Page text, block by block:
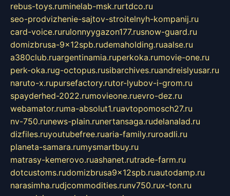
rebus-toys.ruminelab-msk.rurtdco.ru
seo-prodvizhenie-sajtov-stroitelnyh-kompanij.ru
card-voice.rurulonnyygazon177.rusnow-guard.ru
domizbrusa-9x12spb.rudemaholding.ruaalse.ru
a380club.ruargentinamia.ruperkoka.rumovie-one.ru
perk-oka.rug-octopus.rusibarchives.ruandreislyusar.ru
naruto-x.rupursefactory.rutor-lyubov-i-grom.ru
spayderhed-2022.rumovieone.ruevro-dez.ru
webamator.ruma-absolut1.ruavtopomosch27.ru
nv-750.runews-plain.runertansaga.rudelanalad.ru
dizfiles.ruyoutubefree.ruaria-family.ruroadli.ru
planeta-samara.rumysmartbuy.ru
matrasy-kemerovo.ruashanet.rutrade-farm.ru
dotcustoms.rudomizbrusa9x12spb.ruautodamp.ru
narasimha.rudjcommodities.runv750.rux-ton.ru